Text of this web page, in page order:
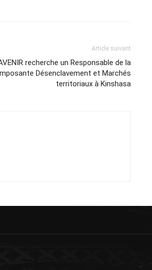
Article suivant
recherche un Responsable de la
Désenclavement et Marchés
territoriaux à Kinshasa